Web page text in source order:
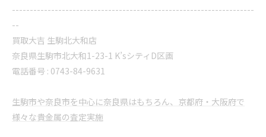
--------------------------------------------------------------------
--
買取大吉 生駒北大和店
奈良県生駒市北大和1-23-1 K’sシティD区画
電話番号 : 0743-84-9631
生駒市や奈良市を中心に奈良県はもちろん、京都府・大阪府で
様々な貴金属の査定実施